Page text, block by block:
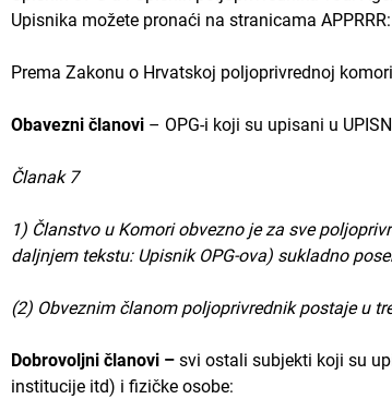
Upisnika možete pronaći na stranicama APPRRR:
Prema Zakonu o Hrvatskoj poljoprivrednoj
Obavezni članovi – OPG-i koji su upisani u
Članak 7
1) Članstvo u Komori obvezno je za sve
daljnjem tekstu: Upisnik OPG-ova) sukladno
(2) Obveznim članom poljoprivrednik postaje u
Dobrovoljni članovi – svi ostali subjekti koji su
institucije itd) i fizičke osobe: